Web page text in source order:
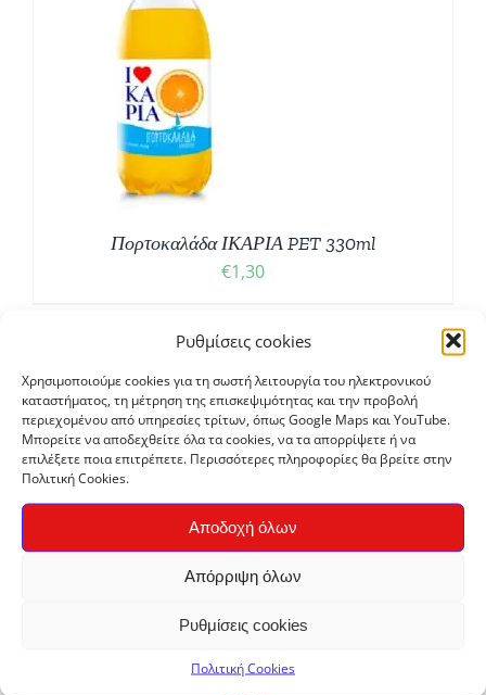
Ρυθμίσεις cookies
Χρησιμοποιούμε cookies για τη σωστή λειτουργία του ηλεκτρονικού
καταστήματος, τη μέτρηση της επισκεψιμότητας και την προβολή
περιεχομένου από υπηρεσίες τρίτων, όπως Google Maps και YouTube.
Μπορείτε να αποδεχθείτε όλα τα cookies, να τα απορρίψετε ή να
επιλέξετε ποια επιτρέπετε. Περισσότερες πληροφορίες θα βρείτε στην
Πολιτική Cookies.
Αποδοχή όλων
Απόρριψη όλων
Ρυθμίσεις cookies
Πολιτική Cookies
Πορτοκαλάδα ΙΚΑΡΙΑ PET 330ml
€1,30
Bio
Χυμός Αχλάδι-Μήλο 250ml